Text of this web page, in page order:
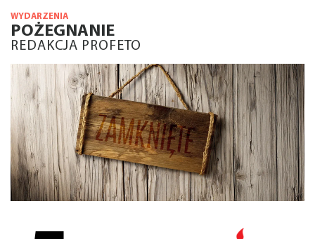
WYDARZENIA
POŻEGNANIE
REDAKCJA PROFETO